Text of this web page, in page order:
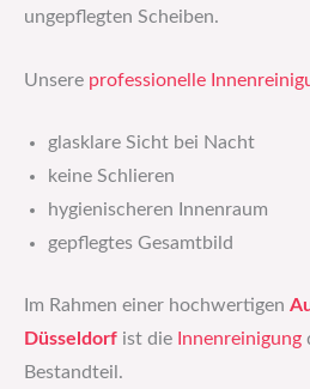
ungepflegten Scheiben.
Unsere professionelle
glasklare Sicht bei Nacht
keine Schlieren
hygienischeren Innenraum
gepflegtes Gesamtbild
Im Rahmen einer hochwertigen
Düsseldorf ist die Innenreinigung
Bestandteil.